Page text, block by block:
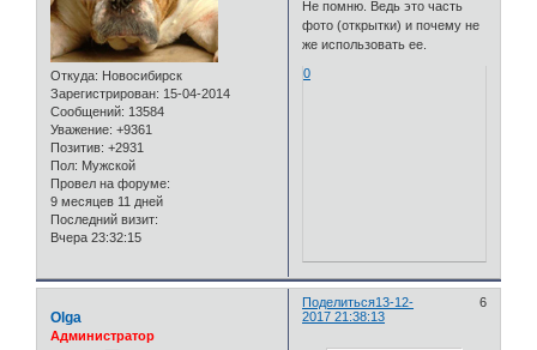
Откуда: Новосибирск
Зарегистрирован: 15-04-2014
Сообщений: 13584
Уважение: +9361
Позитив: +2931
Пол: Мужской
Провел на форуме:
9 месяцев 11 дней
Последний визит:
Вчера 23:32:15
Не помню. Ведь это часть
фото (открытки) и почему не
же использовать ее.
0
Поделиться 6
13-12-
2017 21:38:13
Olga
Администратор